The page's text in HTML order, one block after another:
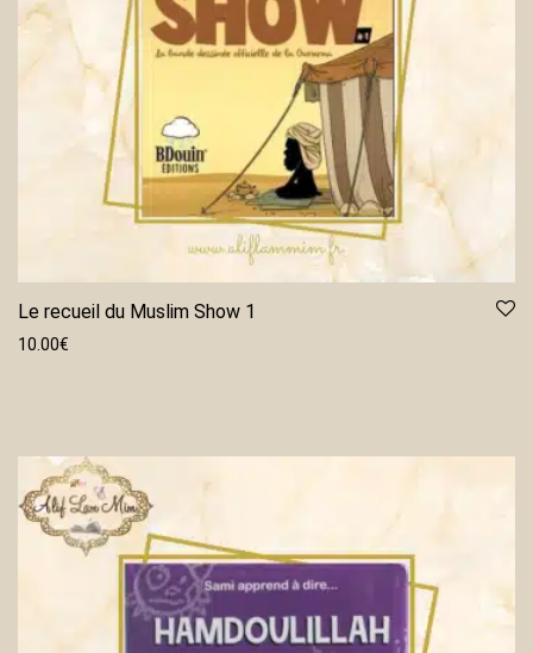
Le recueil du Muslim Show 1
10.00€